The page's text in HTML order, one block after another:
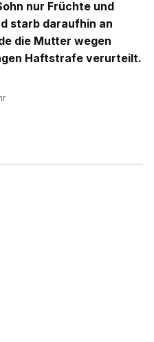
nur Früchte und
starb daraufhin an
die Mutter wegen
Haftstrafe verurteilt.